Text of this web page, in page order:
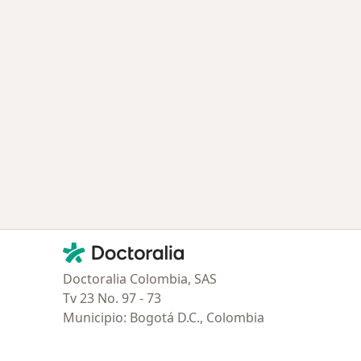
Contacto
Doctoralia - Página de inicio
Doctoralia Colombia, SAS
Tv 23 No. 97 - 73
Municipio: Bogotá D.C., Colombia